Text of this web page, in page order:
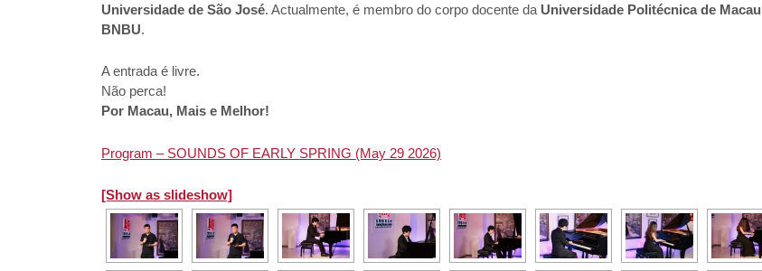
Universidade de São José. Actualmente, é membro do corpo docente da Universidade Politécnica de Macau
BNBU.
A entrada é livre.
Não perca!
Por Macau, Mais e Melhor!
Program – SOUNDS OF EARLY SPRING (May 29 2026)
[Show as slideshow]